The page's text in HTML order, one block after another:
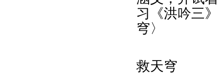
习《洪吟三
穹〉
救天穹